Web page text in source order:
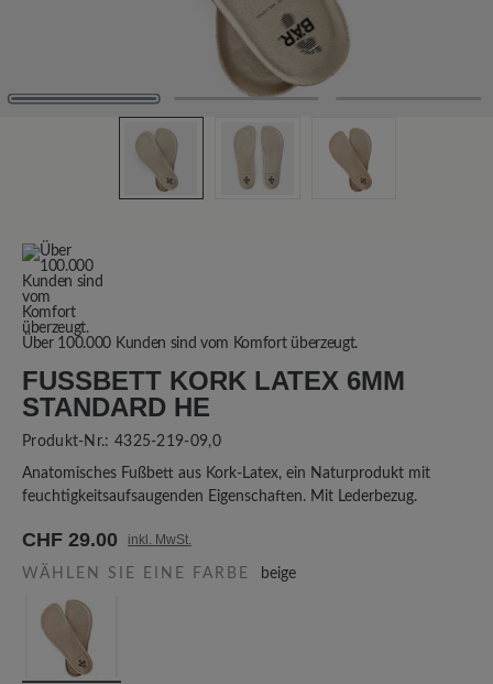
Über 100.000 Kunden sind vom Komfort überzeugt.
FUSSBETT KORK LATEX 6MM S
TANDARD HE
Produkt-Nr.: 4325-219-09,0
Anatomisches Fußbett aus Kork-Latex, ein Naturprodukt mit
feuchtigkeitsaufsaugenden Eigenschaften. Mit Lederbezug.
CHF 29.00 inkl. MwSt.
WÄHLEN SIE EINE FARBE beige